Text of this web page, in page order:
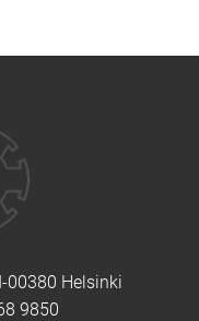
00380 Helsinki
9850